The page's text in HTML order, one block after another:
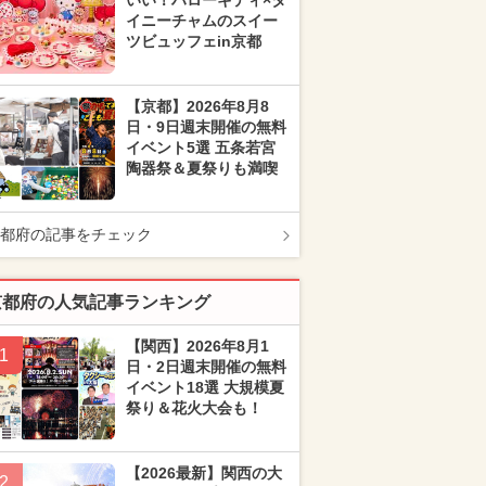
イニーチャムのスイー
ツビュッフェin京都
【京都】2026年8月8
日・9日週末開催の無料
イベント5選 五条若宮
陶器祭＆夏祭りも満喫
府の記事をチェック
府の人気記事ランキング
1
【関西】2026年8月1
日・2日週末開催の無料
イベント18選 大規模夏
祭り＆花火大会も！
2
【2026最新】関西の大